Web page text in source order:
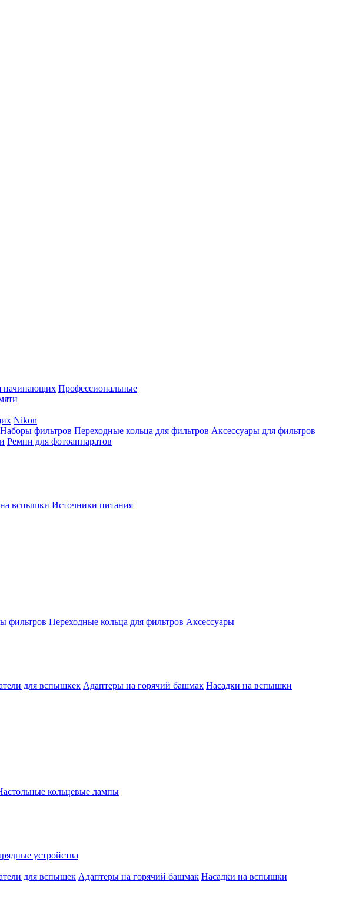
начинающих Профессиональные
Nikon
Наборы фильтров Переходные кольца для фильтров Аксессуары для фильтров
Ремни для фотоаппаратов
вспышки Источники питания
фильтров Переходные кольца для фильтров Аксессуары
для вспышкек Адаптеры на горячий башмак Насадки на вспышки
кольцевые лампы
устройства
для вспышек Адаптеры на горячий башмак Насадки на вспышки